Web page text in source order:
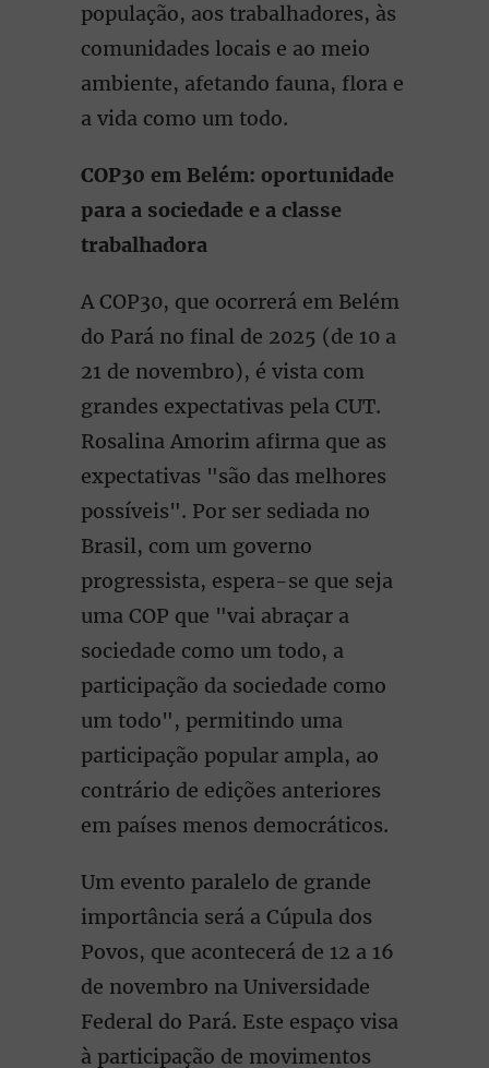
população, aos trabalhadores, às
comunidades locais e ao meio
ambiente, afetando fauna, flora e
a vida como um todo.
COP30 em Belém: oportunidade
para a sociedade e a classe
trabalhadora
A COP30, que ocorrerá em Belém
do Pará no final de 2025 (de 10 a
21 de novembro), é vista com
grandes expectativas pela CUT.
Rosalina Amorim afirma que as
expectativas "são das melhores
possíveis". Por ser sediada no
Brasil, com um governo
progressista, espera-se que seja
uma COP que "vai abraçar a
sociedade como um todo, a
participação da sociedade como
um todo", permitindo uma
participação popular ampla, ao
contrário de edições anteriores
em países menos democráticos.
Um evento paralelo de grande
importância será a Cúpula dos
Povos, que acontecerá de 12 a 16
de novembro na Universidade
Federal do Pará. Este espaço visa
à participação de movimentos